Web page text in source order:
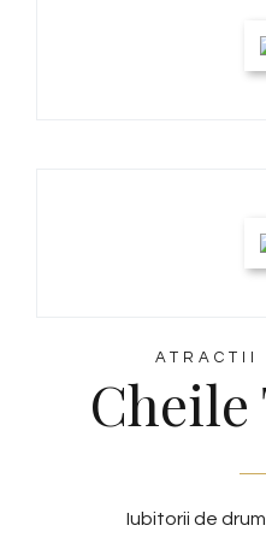
ATRACTII
Cheile
Iubitorii de